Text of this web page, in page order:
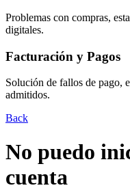
Problemas con compras,
digitales.
Facturación y Pagos
Solución de fallos de pago,
admitidos.
Back
No puedo
cuenta